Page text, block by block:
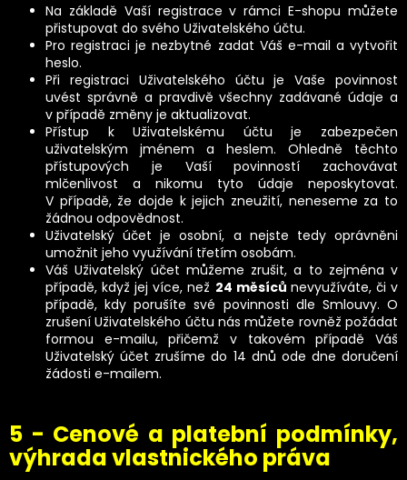
Na základě Vaší registrace v rámci E-shopu můžete
přistupovat do svého Uživatelského účtu.
Pro registraci je nezbytné zadat Váš e-mail a vytvořit
heslo.
Při registraci Uživatelského účtu je Vaše povinnost
uvést správně a pravdivě všechny zadávané údaje a
v případě změny je aktualizovat.
Přístup k Uživatelskému účtu je zabezpečen
uživatelským jménem a heslem. Ohledně těchto
přístupových je Vaší povinností zachovávat
mlčenlivost a nikomu tyto údaje neposkytovat.
V případě, že dojde k jejich zneužití, neneseme za to
žádnou odpovědnost.
Uživatelský účet je osobní, a nejste tedy oprávněni
umožnit jeho využívání třetím osobám.
Váš Uživatelský účet můžeme zrušit, a to zejména v
případě, když jej více, než 24 měsíců nevyužíváte, či v
případě, kdy porušíte své povinnosti dle Smlouvy. O
zrušení Uživatelského účtu nás můžete rovněž požádat
formou e-mailu, přičemž v takovém případě Váš
Uživatelský účet zrušíme do 14 dnů ode dne doručení
žádosti e-mailem.
5 - Cenové a platební podmínky,
výhrada vlastnického práva